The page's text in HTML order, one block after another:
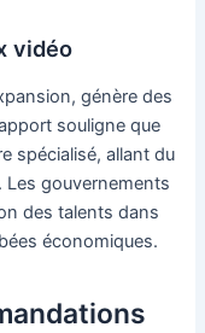
vidéo
génère des
souligne que
spécialisé, allant du
gouvernements
des talents dans
économiques.